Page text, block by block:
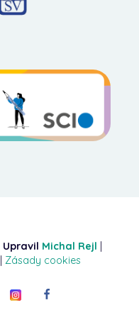
Upravil Michal Rejl |
| Zásady cookies